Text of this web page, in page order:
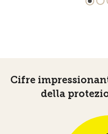
Cifre
della